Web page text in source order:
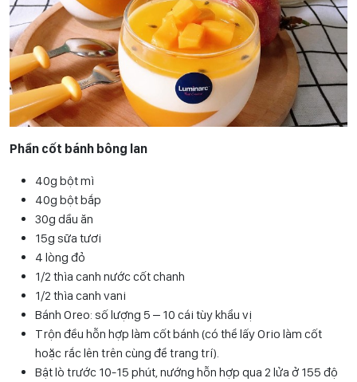
Phần cốt bánh bông lan
40g bột mì
40g bột bắp
30g dầu ăn
15g sữa tươi
4 lòng đỏ
1/2 thìa canh nước cốt chanh
1/2 thìa canh vani
Bánh Oreo: số lượng 5 – 10 cái tùy khẩu vị
Trộn đều hỗn hợp làm cốt bánh (có thể lấy Orio làm cốt
hoặc rắc lên trên cùng để trang trí).
Bật lò trước 10-15 phút, nướng hỗn hợp qua 2 lửa ở 155 độ